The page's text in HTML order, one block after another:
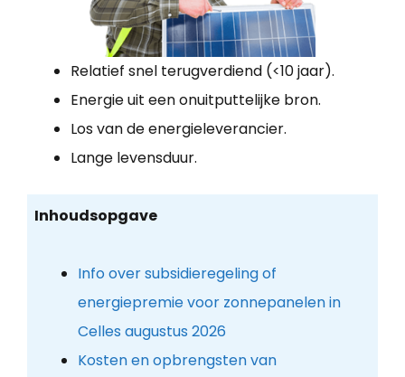
Relatief snel terugverdiend (<10 jaar).
Energie uit een onuitputtelijke bron.
Los van de energieleverancier.
Lange levensduur.
Inhoudsopgave
Info over subsidieregeling of
energiepremie voor zonnepanelen in
Celles augustus 2026
Kosten en opbrengsten van